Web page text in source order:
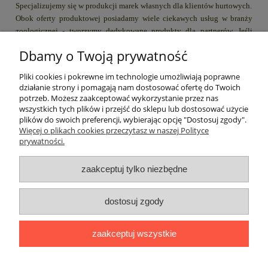
Specjalizujemy się w produkcji marek własnych dla klientów hurtowych.
Obok oferty produktowej posiadamy wiele ciekawych usług w branży
zoologicznej - tworzymy dedykowane produkty dla partnerów. Jeśli
kota z waszą marką (opakowanie + logo) to zapraszamy do kontaktu.
Pomoc
Moje konto
Informacje
Dbamy o Twoją prywatność
Pliki cookies i pokrewne im technologie umożliwiają poprawne
działanie strony i pomagają nam dostosować ofertę do Twoich
potrzeb. Możesz zaakceptować wykorzystanie przez nas
wszystkich tych plików i przejść do sklepu lub dostosować użycie
plików do swoich preferencji, wybierając opcję "Dostosuj zgody".
Więcej o plikach cookies przeczytasz w naszej Polityce
prywatności.
zaakceptuj tylko niezbędne
dostosuj zgody
zaakceptuj wszystkie